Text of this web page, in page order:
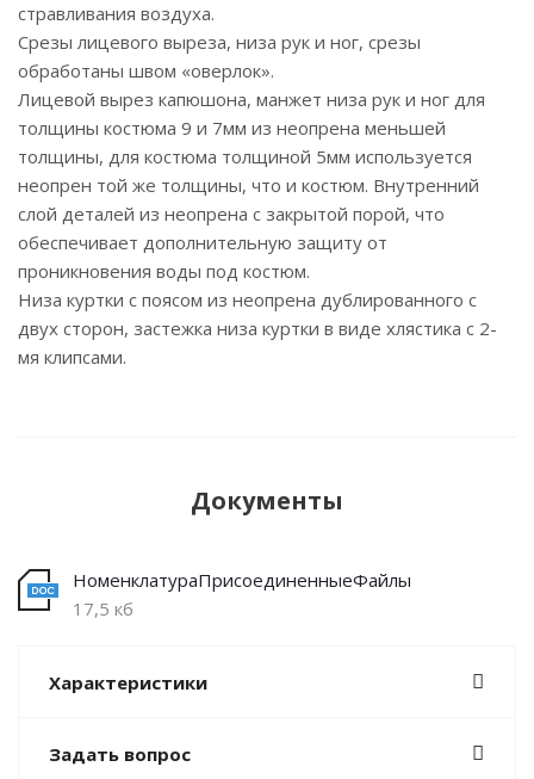
стравливания воздуха.
Срезы лицевого выреза, низа рук и ног, срезы
обработаны швом «оверлок».
Лицевой вырез капюшона, манжет низа рук и ног для
толщины костюма 9 и 7мм из неопрена меньшей
толщины, для костюма толщиной 5мм используется
неопрен той же толщины, что и костюм. Внутренний
слой деталей из неопрена с закрытой порой, что
обеспечивает дополнительную защиту от
проникновения воды под костюм.
Низа куртки с поясом из неопрена дублированного с
двух сторон, застежка низа куртки в виде хлястика с 2-
мя клипсами.
Документы
НоменклатураПрисоединенныеФайлы
17,5 кб
Характеристики
Задать вопрос